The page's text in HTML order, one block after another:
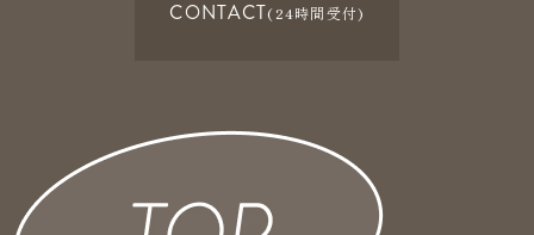
CONTACT(24時間受付)